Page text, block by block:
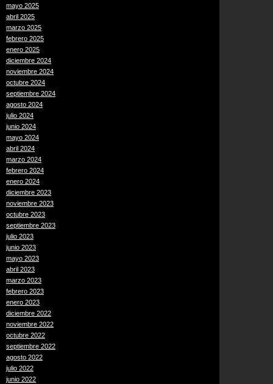
mayo 2025
abril 2025
marzo 2025
febrero 2025
enero 2025
diciembre 2024
noviembre 2024
octubre 2024
septiembre 2024
agosto 2024
julio 2024
junio 2024
mayo 2024
abril 2024
marzo 2024
febrero 2024
enero 2024
diciembre 2023
noviembre 2023
octubre 2023
septiembre 2023
julio 2023
junio 2023
mayo 2023
abril 2023
marzo 2023
febrero 2023
enero 2023
diciembre 2022
noviembre 2022
octubre 2022
septiembre 2022
agosto 2022
julio 2022
junio 2022